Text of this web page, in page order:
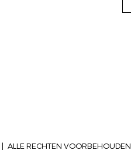
ALLE RECHTEN VOORBEHOUDEN.